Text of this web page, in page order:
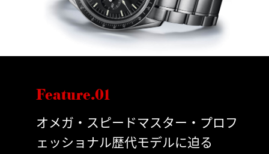
Feature.01
オメガ・スピードマスター・プロフ
ェッショナル歴代モデルに迫る